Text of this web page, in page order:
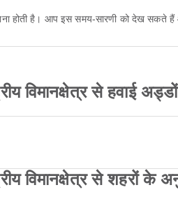
होती है। आप इस समय-सारणी को देख
विमानक्षेत्र से हवाई
विमानक्षेत्र से शहरों के